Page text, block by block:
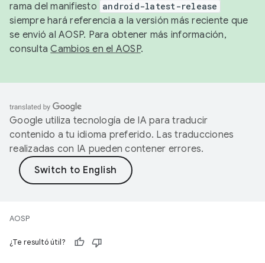
rama del manifiesto android-latest-release
siempre hará referencia a la versión más reciente que
se envió al AOSP. Para obtener más información,
consultaCambios en el AOSP.
Google utiliza tecnología de IA para traducir
contenido a tu idioma preferido. Las traducciones
realizadas con IA pueden contener errores.
AOSP
¿Te resultó útil?